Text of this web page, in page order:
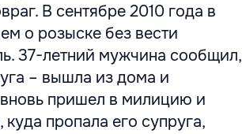
В сентябре 2010 года в
о розыске без вести
37-летний мужчина сообщил,
– вышла из дома и
пришел в милицию и
пропала его супруга,